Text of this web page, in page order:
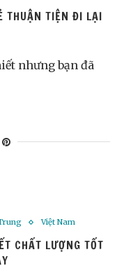
THUẬN TIỆN ĐI LẠI
nhưng bạn đã
Việt Nam
CHẤT LƯỢNG TỐT